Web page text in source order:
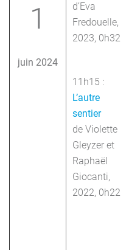
1
juin 2024
d’Eva
Fredouelle,
2023, 0h32
11h15 :
L’autre
sentier
de Violette
Gleyzer et
Raphaël
Giocanti,
2022, 0h22